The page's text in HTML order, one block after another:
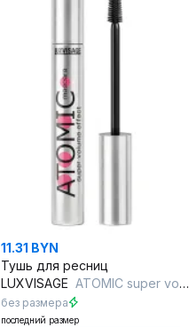
11.31 BYN
Тушь для ресниц
LUXVISAGE ATOMIC super volume effect BLACK
без размера
последний размер